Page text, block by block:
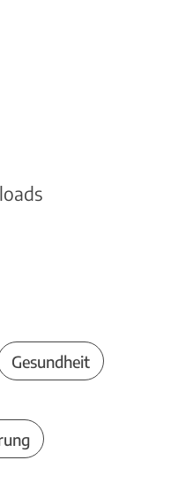
Gesundheit